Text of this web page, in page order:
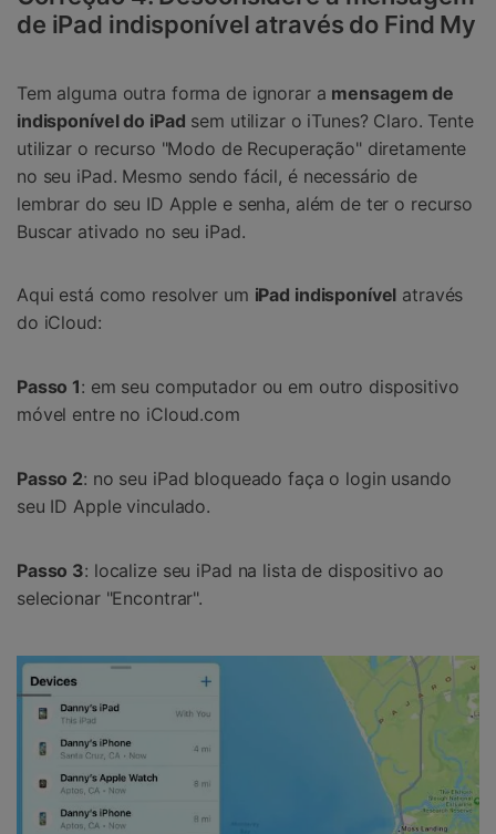
de iPad indisponível através do Find My
Tem alguma outra forma de ignorar a mensagem de
indisponível do iPad sem utilizar o iTunes? Claro. Tente
utilizar o recurso "Modo de Recuperação" diretamente
no seu iPad. Mesmo sendo fácil, é necessário de
lembrar do seu ID Apple e senha, além de ter o recurso
Buscar ativado no seu iPad.
Aqui está como resolver um iPad indisponível através
do iCloud:
Passo 1: em seu computador ou em outro dispositivo
móvel entre no iCloud.com
Passo 2: no seu iPad bloqueado faça o login usando
seu ID Apple vinculado.
Passo 3: localize seu iPad na lista de dispositivo ao
selecionar "Encontrar".